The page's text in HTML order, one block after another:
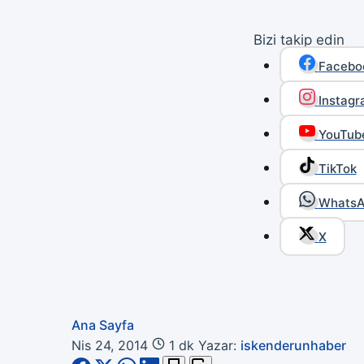
Bizi takip edin
TikTok
X
Ana Sayfa
Nis 24, 2014
1 dk Yazar: iskenderunhaber